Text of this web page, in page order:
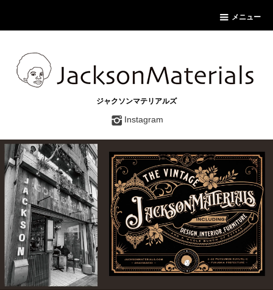
メニュー
ジャクソンマテリアルズ
Instagram